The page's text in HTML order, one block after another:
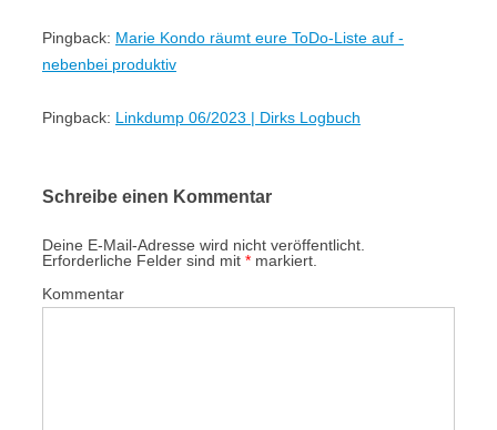
Pingback: Marie Kondo räumt eure ToDo-Liste auf -
nebenbei produktiv
Pingback: Linkdump 06/2023 | Dirks Logbuch
Schreibe einen Kommentar
Deine E-Mail-Adresse wird nicht veröffentlicht.
Erforderliche Felder sind mit * markiert.
Kommentar